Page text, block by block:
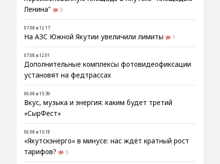
Ленина"
3
07.08 в 12:17
На АЗС Южной Якутии увеличили лимиты 1
07.08 в 12:01
Дополнительные комплексы фотовидеофиксации
установят на федтрассах
06.08 в 15:39
Вкус, музыка и энергия: каким будет третий
«СырФест»
06.08 в 15:18
«Якутскэнерго» в минусе: нас ждёт кратный рост
тарифов?
5